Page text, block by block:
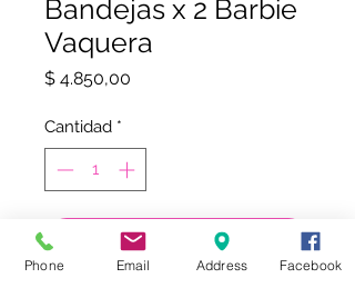
Bandejas x 2 Barbie
Vaquera
$ 4.850,00
Cantidad *
COMPRAR
Phone Email Address Facebook